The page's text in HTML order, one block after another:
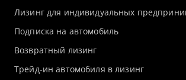
Лизинг для индивидуальных
Подписка на автомобиль
Возвратный лизинг
Трейд-ин автомобиля в лизинг